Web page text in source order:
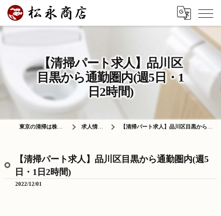
【清掃パート求人】品川区
目黒から通勤圏内(週5日・1
日2時間)
東京の清掃は株式会社松永商店 求人情報ブログ 【清掃パート求人】品川区目黒から通勤圏内(週5日・1日2時間)
【清掃パート求人】品川区目黒から通勤圏内(週5
日・1日2時間)
2022/12/01